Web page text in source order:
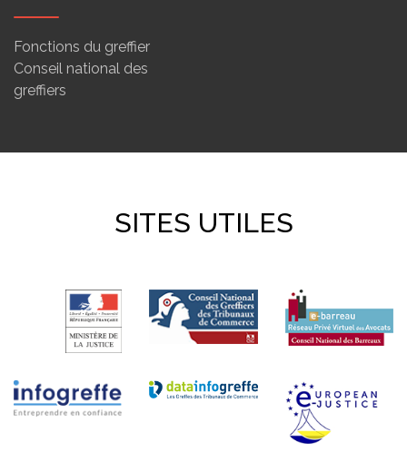
Fonctions du greffier
Conseil national des
greffiers
SITES UTILES